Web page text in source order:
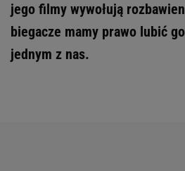
jego filmy wywołują
biegacze mamy prawo lubić
jednym z nas.